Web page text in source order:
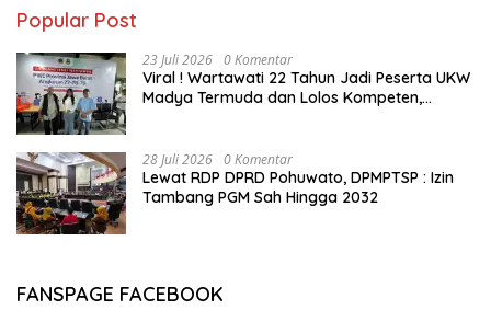
Popular Post
23 Juli 2026 0 Komentar
Viral ! Wartawati 22 Tahun Jadi Peserta UKW
Madya Termuda dan Lolos Kompeten,
28 Juli 2026 0 Komentar
Lewat RDP DPRD Pohuwato, DPMPTSP : Izin
Tambang PGM Sah Hingga 2032
FANSPAGE FACEBOOK